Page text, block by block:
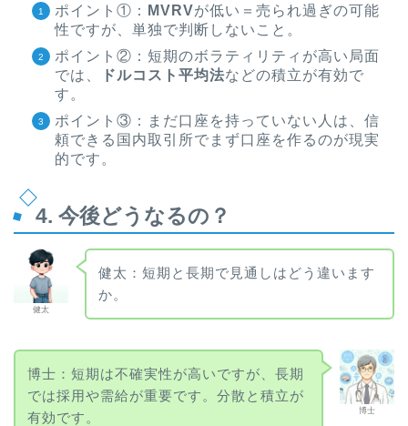
ポイント①： MVRVが低い＝売られ過ぎの可能
性ですが、単独で判断しないこと。
ポイント②：短期のボラティリティが高い局面
では、
ドルコスト平均法などの積立が有効で
す。
ポイント③：まだ口座を持っていない人は、信
頼できる国内取引所でまず口座を作るのが現実
的です。
4. 今後どうなるの？
健太
健太：短期と長期で見通しはどう違います
か。
博士
博士：短期は不確実性が高いですが、長期
では採用や需給が重要です。分散と積立が
有効です。